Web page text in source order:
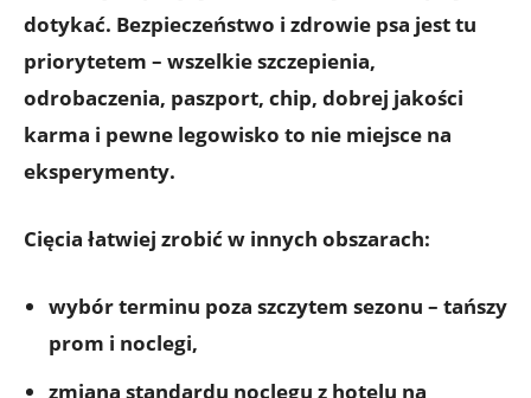
dotykać. Bezpieczeństwo i zdrowie psa jest tu
priorytetem – wszelkie szczepienia,
odrobaczenia, paszport, chip, dobrej jakości
karma i pewne legowisko to nie miejsce na
eksperymenty.
Cięcia łatwiej zrobić w innych obszarach:
wybórterminu poza szczytem sezonu – tańszy
prom i noclegi,
zmiana standardu noclegu z hotelu na